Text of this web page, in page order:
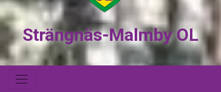
Strängnäs-Malmby OL